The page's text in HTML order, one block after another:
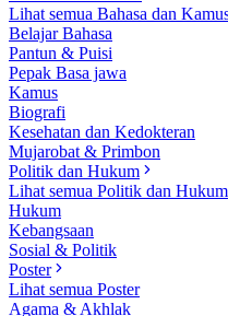
Lihat semua Bahasa dan
Belajar Bahasa
Pantun & Puisi
Pepak Basa jawa
Kamus
Biografi
Kesehatan dan Kedokteran
Mujarobat & Primbon
Politik dan Hukum
Lihat semua Politik dan Hukum
Hukum
Kebangsaan
Sosial & Politik
Poster
Lihat semua Poster
Agama & Akhlak